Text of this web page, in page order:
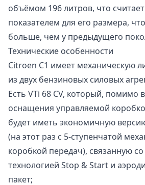
объёмом 196 литров, что
показателем для его размера,
больше, чем у предыдущего
Технические особенности
Citroen C1 имеет механическую
из двух бензиновых силовых
Есть VTi 68 CV, который, помимо
оснащения управляемой
будет иметь экономичную
(на этот раз с 5-ступенчатой
коробкой передач), связанную
технологией Stop & Start и
пакет;